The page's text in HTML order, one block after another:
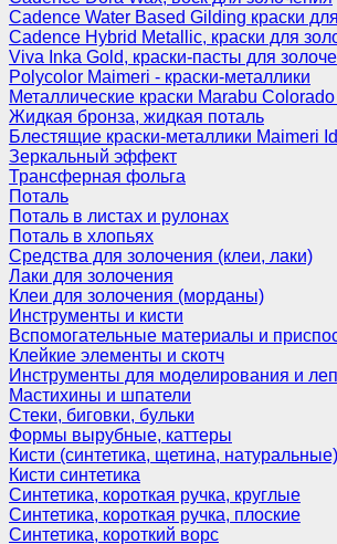
Cadence Water Based Gilding краски
Cadence Hybrid Metallic, краски для
Viva Inka Gold, краски-пасты для
Polycolor Maimeri - краски-металлики
Металлические краски Marabu
Жидкая бронза, жидкая поталь
Блестящие краски-металлики Maimeri
Зеркальный эффект
Трансферная фольга
Поталь
Поталь в листах и рулонах
Поталь в хлопьях
Средства для золочения (клеи, лаки)
Лаки для золочения
Клеи для золочения (морданы)
Инструменты и кисти
Вспомогательные материалы и
Клейкие элементы и скотч
Инструменты для моделирования и
Мастихины и шпатели
Стеки, биговки, бульки
Формы вырубные, каттеры
Кисти (синтетика, щетина, натуральные)
Кисти синтетика
Синтетика, короткая ручка, круглые
Синтетика, короткая ручка, плоские
Синтетика, короткий ворс